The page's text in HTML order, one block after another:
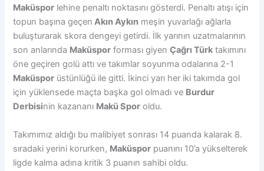
Maküspor lehine penaltı noktasını gösterdi. Penaltı atışı için
topun başına geçen Akın Aykın meşin yuvarlağı ağlarla
buluşturarak skora dengeyi getirdi. İlk yarının uzatmalarının
son anlarında Maküspor forması giyenÇağrı Türk takımını
öne geçiren golü attı ve takımlar soyunma odalarına 2-1
Maküspor üstünlüğü ile gitti. İkinci yarı her iki takımda gol
için yüklensede maçta başka gol olmadı ve Burdur
Derbisinin kazananı Makü Spor oldu.
Takımımız aldığı bu malibiyet sonrası 14 puanda kalarak 8.
sıradaki yerini korurken, Maküspor puanını 10’a yükselterek
ligde kalma adına kritik 3 puanın sahibi oldu.